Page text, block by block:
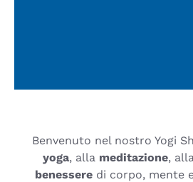
Benvenuto nel nostro Yogi
yoga, alla meditazione,
benesseredi corpo, mente